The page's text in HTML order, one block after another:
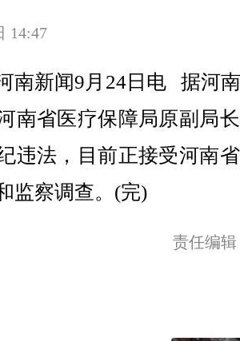
14:47
新闻9月24日电 据河南
南省医疗保障局原副局
违法，目前正接受河南
监察调查。(完)
责任编